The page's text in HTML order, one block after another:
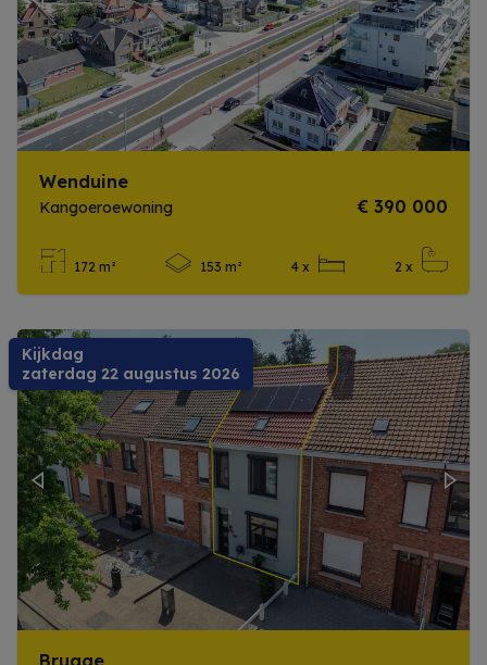
Previous Next
Wenduine
Kangoeroewoning € 390 000
172 m² 153 m² 4 x 2 x
Kijkdag
zaterdag 22 augustus 2026
Previous Next